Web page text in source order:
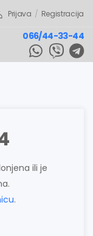
Prijava / Registracija
066/44-33-44
ili je
.